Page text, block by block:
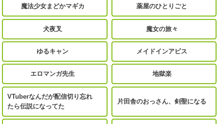
魔法少女まどかマギカ 薬屋のひとりごと
犬夜叉 魔女の旅々
ゆるキャン メイドインアビス
エロマンガ先生 地獄楽
VTuberなんだが配信切り忘れ
たら伝説になってた
片田舎のおっさん、剣聖になる